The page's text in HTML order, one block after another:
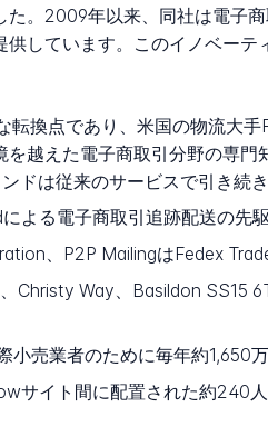
。2009年以来、同社は電子
しています。このイノベー
転換点であり、米国の物流大
越えた電子商取引分野の専
ドは従来のサービスで引き続
よる電子商取引追跡配送の先
、P2P MailingはFedex
Christy Way、Basildon SS15
小売業者のために毎年約1,650
サイト間に配置された約240